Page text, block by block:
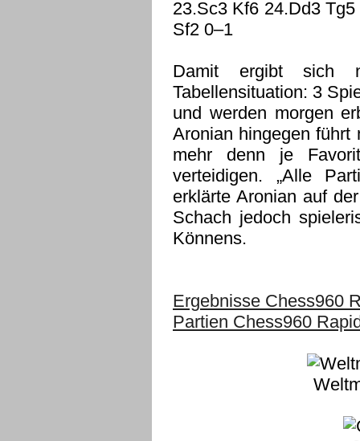
23.Sc3 Kf6 24.Dd3
Sf2 0–1
Damit ergibt sich
Tabellensituation: 3
und werden morgen
Aronian hingegen führt
mehr denn je
verteidigen. „Alle
erklärte Aronian auf
Schach jedoch
Könnens.
Ergebnisse Chess960
Partien Chess960